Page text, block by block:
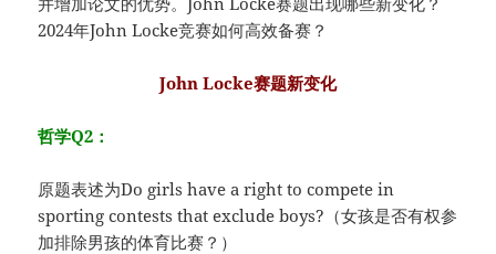
2024年John Locke竞赛如何高效备赛？
John Locke赛题新变化
哲学Q2：
原题表述为Do girls have a right to compete in
sporting contests that exclude boys?（女孩是否有权参
加排除男孩的体育比赛？）